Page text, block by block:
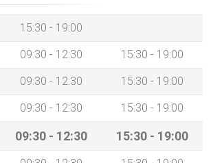
15:30 - 19:00
09:30 - 12:30 15:30 - 19:00
09:30 - 12:30 15:30 - 19:00
09:30 - 12:30 15:30 - 19:00
09:30 - 12:30 15:30 - 19:00